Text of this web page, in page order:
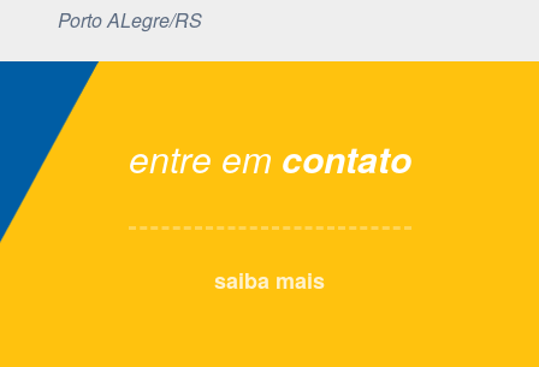
Porto ALegre/RS
entre em contato
saiba mais